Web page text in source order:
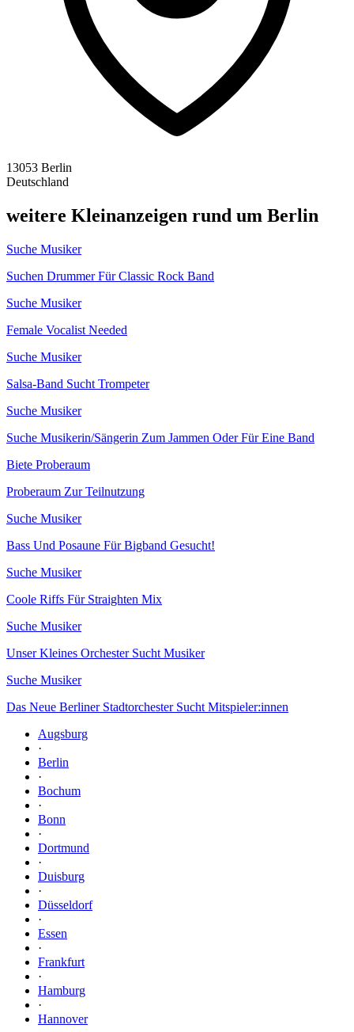
13053 Berlin
Deutschland
weitere Kleinanzeigen rund um Berlin
Suche Musiker
Suchen Drummer Für Classic Rock Band
Suche Musiker
Female Vocalist Needed
Suche Musiker
Salsa-Band Sucht Trompeter
Suche Musiker
Suche Musikerin/Sängerin Zum Jammen Oder Für Eine Band
Biete Proberaum
Proberaum Zur Teilnutzung
Suche Musiker
Bass Und Posaune Für Bigband Gesucht!
Suche Musiker
Coole Riffs Für Straighten Mix
Suche Musiker
Unser Kleines Orchester Sucht Musiker
Suche Musiker
Das Neue Berliner Stadtorchester Sucht Mitspieler:innen
Augsburg
·
Berlin
·
Bochum
·
Bonn
·
Dortmund
·
Duisburg
·
Düsseldorf
·
Essen
·
Frankfurt
·
Hamburg
·
Hannover